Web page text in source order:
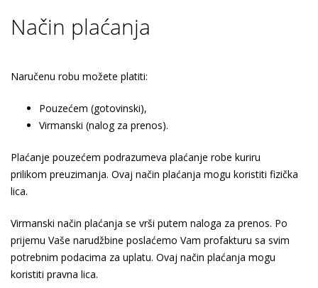
Način plaćanja
Naručenu robu možete platiti:
Pouzećem (gotovinski),
Virmanski (nalog za prenos).
Plaćanje pouzećem podrazumeva plaćanje robe kuriru
prilikom preuzimanja. Ovaj način plaćanja mogu koristiti fizička
lica.
Virmanski način plaćanja se vrši putem naloga za prenos. Po
prijemu Vaše narudžbine poslaćemo Vam profakturu sa svim
potrebnim podacima za uplatu. Ovaj način plaćanja mogu
koristiti pravna lica.